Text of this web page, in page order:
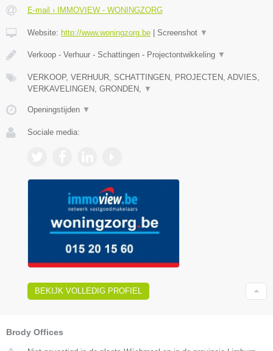
E-mail › IMMOVIEW - WONINGZORG
Website: http://www.woningzorg.be | Screenshot ▼
Verkoop - Verhuur - Schattingen - Projectontwikkeling ▼
VERKOOP, VERHUUR, SCHATTINGEN, PROJECTEN, ADVIES,
VERKAVELINGEN, GRONDEN,
▼
Openingstijden ▼
Sociale media:
BEKIJK VOLLEDIG PROFIEL
Brody Offices